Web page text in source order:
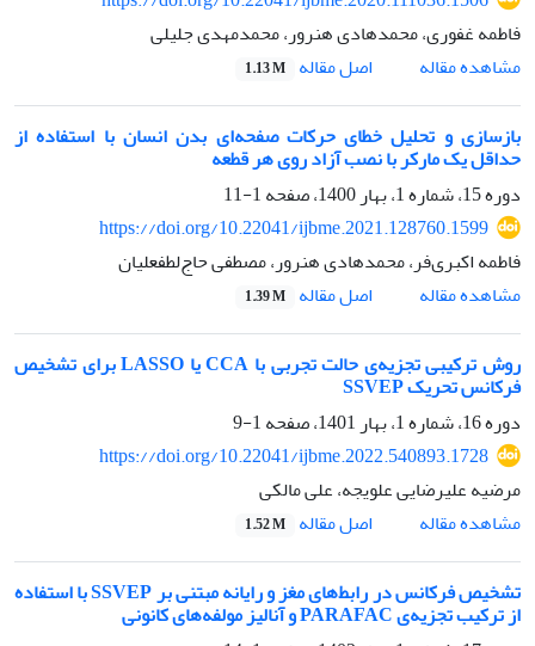
فاطمه غفوری، محمدهادی هنرور، محمدمهدی جلیلی
مشاهده مقاله
اصل مقاله 1.13 M
بازسازی و تحلیل خطای حرکات صفحه‌ای بدن انسان با استفاده از
حداقل یک مارکر با نصب آزاد روی هر قطعه
دوره 15، شماره 1، بهار 1400، صفحه
1-11
https://doi.org/10.22041/ijbme.2021.128760.1599
فاطمه اکبری‌فر، محمدهادی هنرور، مصطفی حاج‌لطفعلیان
مشاهده مقاله
اصل مقاله 1.39 M
روش ترکیبی تجزیه‌ی حالت تجربی با CCA یا LASSO برای تشخیص
فرکانس تحریک SSVEP
دوره 16، شماره 1، بهار 1401، صفحه
1-9
https://doi.org/10.22041/ijbme.2022.540893.1728
مرضیه علیرضایی علویجه، علی مالکی
مشاهده مقاله
اصل مقاله 1.52 M
تشخیص فرکانس در رابط‌های مغز و رایانه مبتنی بر SSVEP با استفاده
از ترکیب تجزیه‌ی PARAFAC و آنالیز مولفه‌های کانونی